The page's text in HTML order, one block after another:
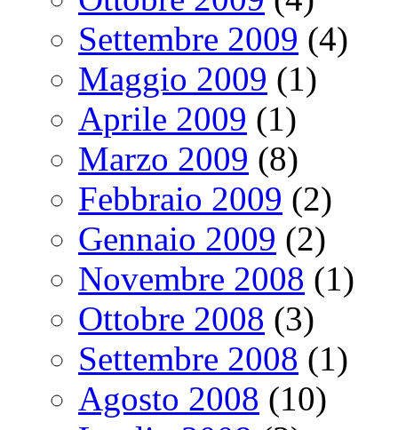
Settembre 2009 (4)
Maggio 2009 (1)
Aprile 2009 (1)
Marzo 2009 (8)
Febbraio 2009 (2)
Gennaio 2009 (2)
Novembre 2008 (1)
Ottobre 2008 (3)
Settembre 2008 (1)
Agosto 2008 (10)